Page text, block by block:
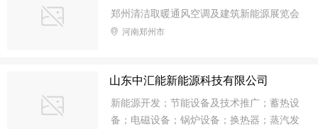
郑州清洁取暖通风空调及建筑新能源展览会
河南郑州市
山东中汇能新能源科技有限公司
新能源开发；节能设备及技术推广；蓄热设
备；电磁设备；锅炉设备；换热器；蒸汽发